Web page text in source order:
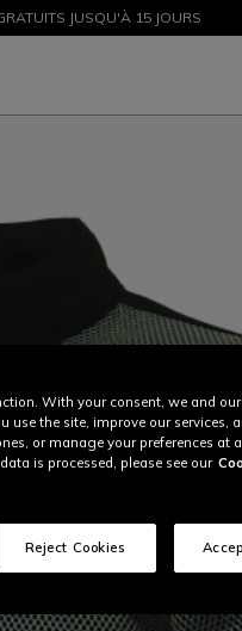
MAINTENANT
JUSQU'À 15 JOURS
With your consent, we and
the site, improve our services,
or manage your preferences at
is processed, please see our
Reject Cookies